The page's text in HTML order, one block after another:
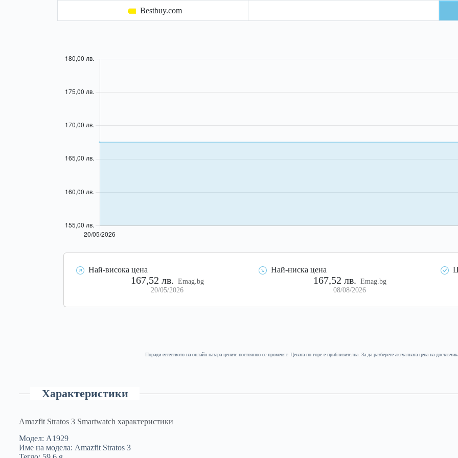
Bestbuy.com
Най-висока цена
167,52 лв. Emag.bg
20/05/2026
Най-ниска цена
167,52 лв. Emag.bg
08/08/2026
Поради естеството на онлайн пазара цените постоянно се променят. Цената по горе е приблизителна. За да разберете актуалната цена на
Характеристики
Amazfit Stratos 3 Smartwatch характеристики
Модел: A1929
Име на модела: Amazfit Stratos 3